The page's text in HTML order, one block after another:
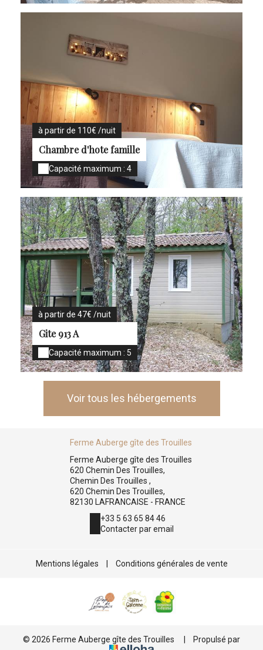
à partir de 110€ /nuit
Chambre d'hote famille
Capacité maximum : 4
à partir de 47€ /nuit
Gite 913 A
Capacité maximum : 5
Voir tous les hébergements
Ferme Auberge gîte des Trouilles
Ferme Auberge gîte des Trouilles
620 Chemin Des Trouilles,
Chemin Des Trouilles ,
620 Chemin Des Trouilles,
82130 LAFRANCAISE - FRANCE
+33 5 63 65 84 46
Contacter par email
Mentions légales Conditions générales de vente
© 2026 Ferme Auberge gîte des Trouilles Propulsé par